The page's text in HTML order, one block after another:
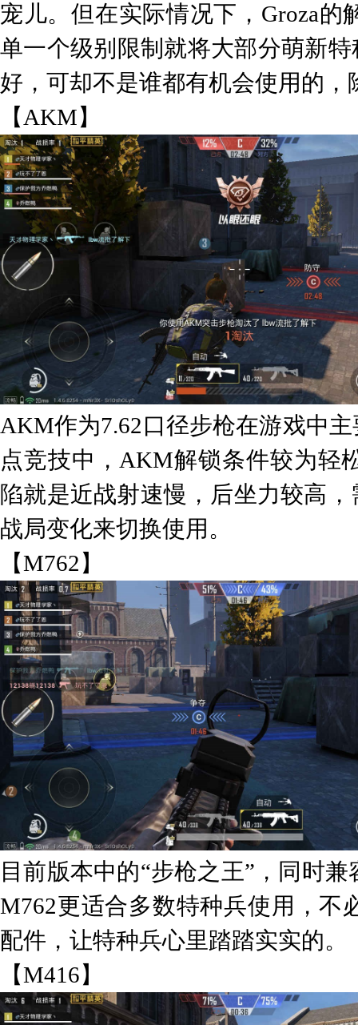
宠儿。但在实际情况下，Groza
单一个级别限制就将大部分萌新
好，可却不是谁都有机会使用的
【AKM】
AKM作为7.62口径步枪在游戏中
点竞技中，AKM解锁条件较为轻
陷就是近战射速慢，后坐力较高
战局变化来切换使用。
【M762】
目前版本中的“步枪之王”，同时
M762更适合多数特种兵使用，不
配件，让特种兵心里踏踏实实的。
【M416】